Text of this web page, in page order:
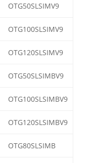
OTG50SLSIMV9
OTG100SLSIMV9
OTG120SLSIMV9
OTG50SLSIMBV9
OTG100SLSIMBV9
OTG120SLSIMBV9
OTG80SLSIMB